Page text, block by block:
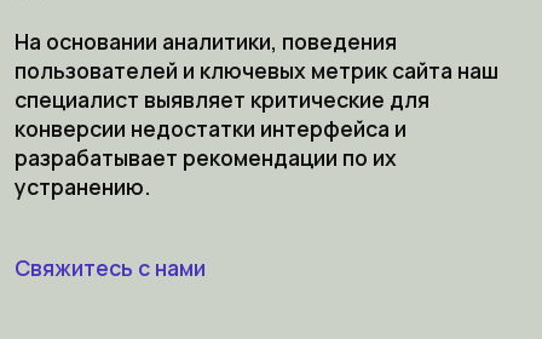
На основании аналитики, поведения
пользователей и ключевых метрик сайта наш
специалист выявляет критические для
конверсии недостатки интерфейса и
разрабатывает рекомендации по их
устранению.
Свяжитесь с нами